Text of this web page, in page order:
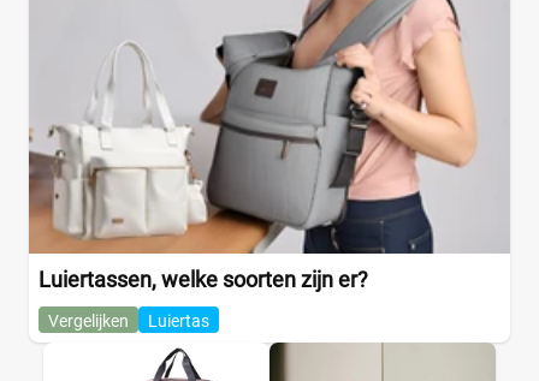
Luiertassen, welke soorten zijn er?
Vergelijken Luiertas